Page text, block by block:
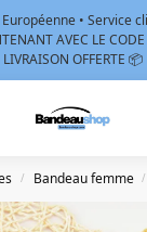
• Service
AVEC LE CODE
LIVRAISON OFFERTE 📦
/ Bandeau femme /